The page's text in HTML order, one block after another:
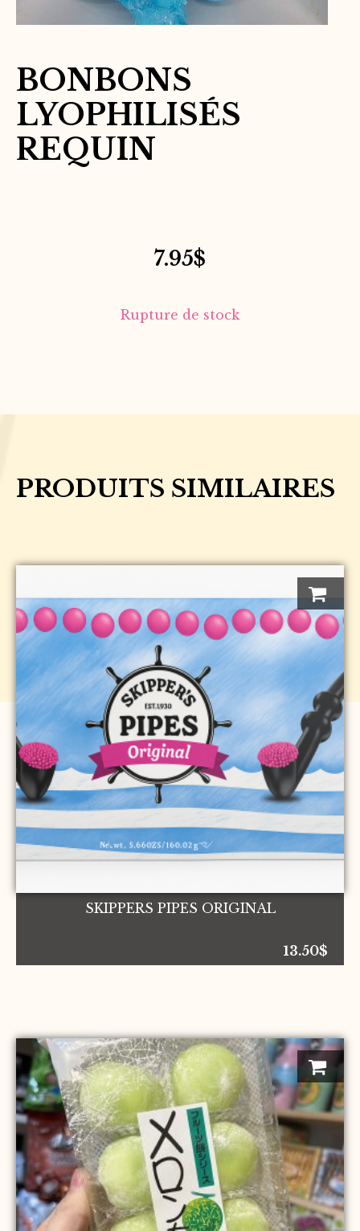
BONBONS
LYOPHILISÉS
REQUIN
7.95$
Rupture de stock
PRODUITS SIMILAIRES
SKIPPERS PIPES ORIGINAL
13.50$